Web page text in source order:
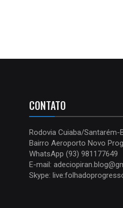
CONTATO
Rodovia Cuiaba/Santarém-
Bairro Aeroporto Novo
WhatsApp (93) 981177649
E-mail:
Skype: